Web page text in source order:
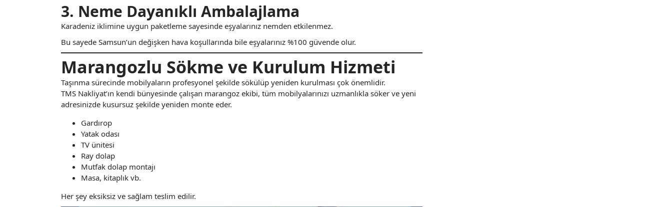
3. Neme Dayanıklı Ambalajlama
Karadeniz iklimine uygun paketleme sayesinde eşyalarınız nemden etkilenmez.
Bu sayede Samsun’un değişken hava koşullarında bile eşyalarınız %100 güvende olur.
Marangozlu Sökme ve Kurulum Hizmeti
Taşınma sürecinde mobilyaların profesyonel şekilde sökülüp yeniden kurulması çok önemlidir.
TMS Nakliyat’ın kendi bünyesinde çalışan marangoz ekibi, tüm mobilyalarınızı uzmanlıkla söker ve yeni
adresinizde kusursuz şekilde yeniden monte eder.
Gardırop
Yatak odası
TV ünitesi
Ray dolap
Mutfak dolap montajı
Masa, kitaplık vb.
Her şey eksiksiz ve sağlam teslim edilir.